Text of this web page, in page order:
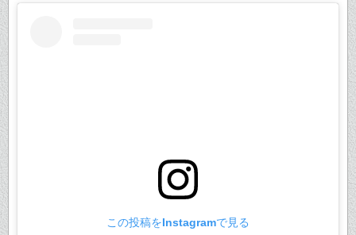
この投稿をInstagramで見る